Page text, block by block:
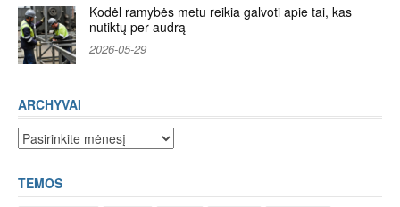
Kodėl ramybės metu reikia galvoti apie tai, kas
nutiktų per audrą
2026-05-29
ARCHYVAI
Archyvai
TEMOS